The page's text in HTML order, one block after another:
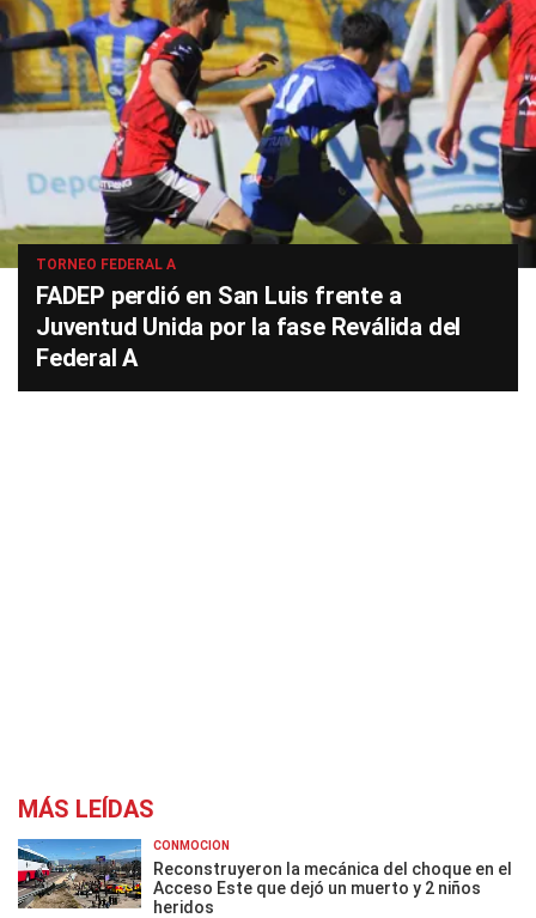
TORNEO FEDERAL A
FADEP perdió en San Luis frente a
Juventud Unida por la fase Reválida del
Federal A
MÁS LEÍDAS
CONMOCIÓN
Reconstruyeron la mecánica del choque en el
Acceso Este que dejó un muerto y 2 niños
heridos